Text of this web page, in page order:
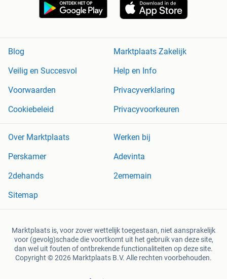
Blog
Marktplaats Zakelijk
Veilig en Succesvol
Help en Info
Voorwaarden
Privacyverklaring
Cookiebeleid
Privacyvoorkeuren
Over Marktplaats
Werken bij
Perskamer
Adevinta
2dehands
2ememain
Sitemap
Marktplaats is, voor zover wettelijk toegestaan, niet aansprakelijk
voor (gevolg)schade die voortkomt uit het gebruik van deze site,
dan wel uit fouten of ontbrekende functionaliteiten op deze site.
Copyright © 2026 Marktplaats B.V. Alle rechten voorbehouden.